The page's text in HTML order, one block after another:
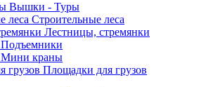
Вышки - Туры
Строительные леса
Лестницы, стремянки
Подъемники
Мини краны
Площадки для грузов